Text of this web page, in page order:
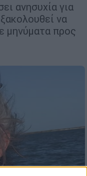
ανησυχία για
να
μηνύματα προς